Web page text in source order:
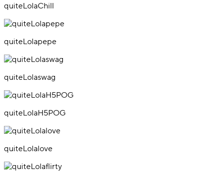
quiteLolaChill
quiteLolapepe
quiteLolaswag
quiteLolaH5POG
quiteLolalove